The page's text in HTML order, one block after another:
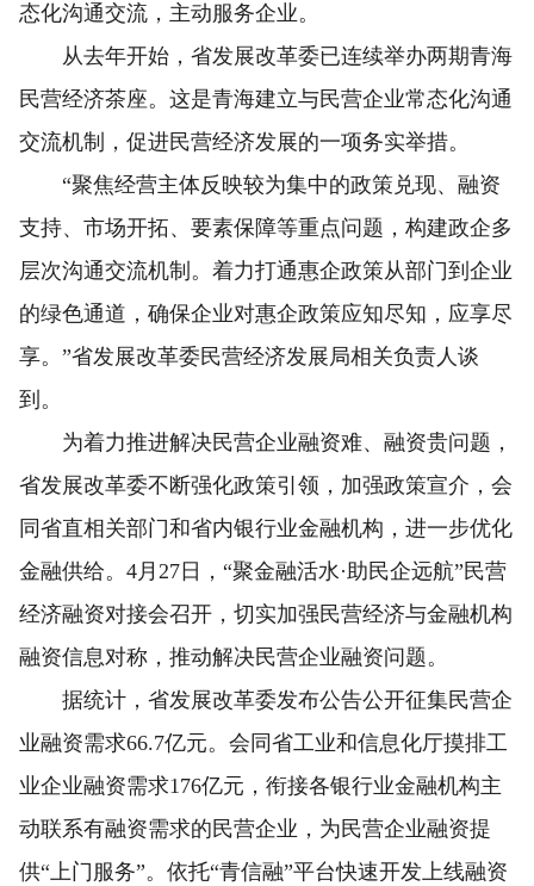
态化沟通交流，主动服务企业。
从去年开始，省发展改革委已连续举办两期青海
民营经济茶座。这是青海建立与民营企业常态化沟通
交流机制，促进民营经济发展的一项务实举措。
“聚焦经营主体反映较为集中的政策兑现、融资
支持、市场开拓、要素保障等重点问题，构建政企多
层次沟通交流机制。着力打通惠企政策从部门到企业
的绿色通道，确保企业对惠企政策应知尽知，应享尽
享。”省发展改革委民营经济发展局相关负责人谈
到。
为着力推进解决民营企业融资难、融资贵问题，
省发展改革委不断强化政策引领，加强政策宣介，会
同省直相关部门和省内银行业金融机构，进一步优化
金融供给。4月27日，“聚金融活水·助民企远航”民营
经济融资对接会召开，切实加强民营经济与金融机构
融资信息对称，推动解决民营企业融资问题。
据统计，省发展改革委发布公告公开征集民营企
业融资需求66.7亿元。会同省工业和信息化厅摸排工
业企业融资需求176亿元，衔接各银行业金融机构主
动联系有融资需求的民营企业，为民营企业融资提
供“上门服务”。依托“青信融”平台快速开发上线融资